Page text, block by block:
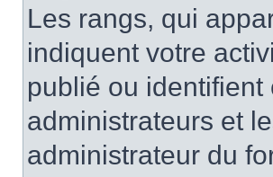
Les rangs, qui
indiquent votre
publié ou
administrateurs et
administrateur du